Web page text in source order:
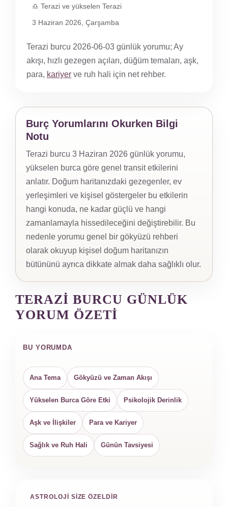
♎ Terazi ve yükselen Terazi
3 Haziran 2026, Çarşamba
Terazi burcu 2026-06-03 günlük yorumu; Ay
akışı, hızlı gezegen açıları, düğüm temaları, aşk,
para, kariyer ve ruh hali için net rehber.
Burç Yorumlarını Okurken Bilgi
Notu
Terazi burcu 3 Haziran 2026 günlük yorumu,
yükselen burca göre genel transit etkilerini
anlatır. Doğum haritanızdaki gezegenler, ev
yerleşimleri ve kişisel göstergeler bu etkilerin
hangi konuda, ne kadar güçlü ve hangi
zamanlamayla hissedileceğini değiştirebilir. Bu
nedenle yorumu genel bir gökyüzü rehberi
olarak okuyup kişisel doğum haritanızın
bütününü ayrıca dikkate almak daha sağlıklı olur.
TERAZI BURCU GÜNLÜK
YORUM ÖZETI
BU YORUMDA
Ana Tema Gökyüzü ve Zaman Akışı
Yükselen Burca Göre Etki Psikolojik Derinlik
Aşk ve İlişkiler Para ve Kariyer
Sağlık ve Ruh Hali Günün Tavsiyesi
ASTROLOJI SIZE ÖZELDIR